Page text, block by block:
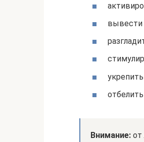
вывести
Внимание: от